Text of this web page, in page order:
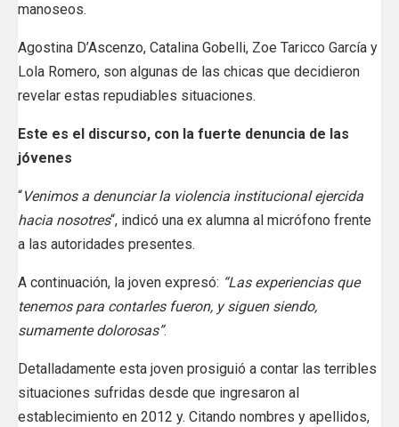
manoseos.
Agostina D’Ascenzo, Catalina Gobelli, Zoe Taricco García y
Lola Romero, son algunas de las chicas que decidieron
revelar estas repudiables situaciones.
Este es el discurso, con la fuerte denuncia de las
jóvenes
“Venimos a denunciar la violencia institucional ejercida
hacia nosotres“, indicó una ex alumna al micrófono frente
a las autoridades presentes.
A continuación, la joven expresó: “Las experiencias que
tenemos para contarles fueron, y siguen siendo,
sumamente dolorosas”.
Detalladamente esta joven prosiguió a contar las terribles
situaciones sufridas desde que ingresaron al
establecimiento en 2012 y. Citando nombres y apellidos,